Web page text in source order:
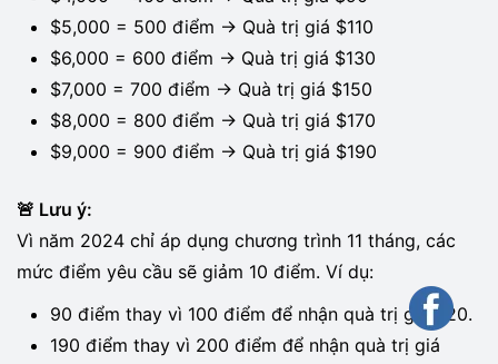
$5,000 = 500 điểm → Quà trị giá $110
$6,000 = 600 điểm → Quà trị giá $130
$7,000 = 700 điểm → Quà trị giá $150
$8,000 = 800 điểm → Quà trị giá $170
$9,000 = 900 điểm → Quà trị giá $190
🚨 Lưu ý:
Vì năm 2024 chỉ áp dụng chương trình 11 tháng, các
mức điểm yêu cầu sẽ giảm 10 điểm. Ví dụ:
90 điểm thay vì 100 điểm để nhận quà trị giá $20.
190 điểm thay vì 200 điểm để nhận quà trị giá